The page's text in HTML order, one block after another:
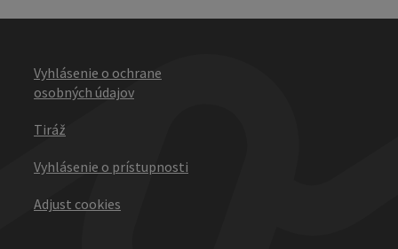
Vyhlásenie o ochrane
osobných údajov
Tiráž
Vyhlásenie o prístupnosti
Adjust cookies